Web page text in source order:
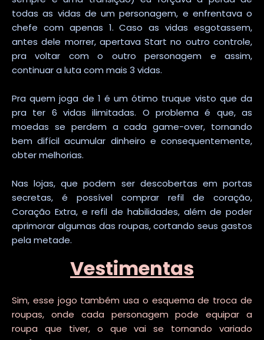
todas as vidas de um personagem, e enfrentava o
chefe com apenas 1. Caso as vidas esgotassem,
antes dele morrer, apertava Start no outro controle,
pra voltar com o outro personagem e assim,
continuar a luta com mais 3 vidas.
Pra quem joga de 1 é um ótimo truque visto que da
pra ter 6 vidas ilimitadas. O problema é que, as
moedas se perdem a cada game-over, tornando
bem difícil acumular dinheiro e consequentemente,
obter melhorias.
Nas lojas, que podem ser descobertas em portas
secretas, é possível comprar refil de coração,
Coração Extra, e refil de habilidades, além de poder
aprimorar algumas das roupas, cortando seus gastos
pela metade.
Vestimentas
Sim, esse jogo também usa o esquema de troca de
roupas, onde cada personagem pode equipar a
roupa que tiver, o que vai se tornando variado